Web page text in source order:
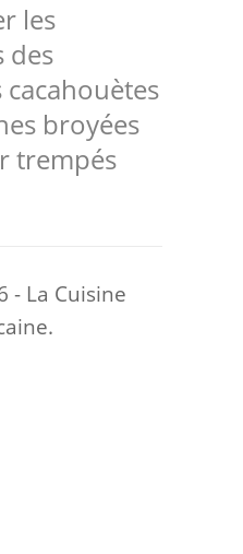
les
des
broyées
trempés
- La Cuisine